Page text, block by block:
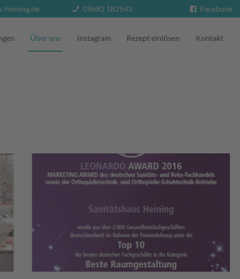
heining.de 09682 182543 Facebook
Über uns Instagram Rezept einlösen Kontakt